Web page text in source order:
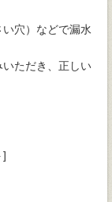
穴）などで漏水
ただき、正しい
]